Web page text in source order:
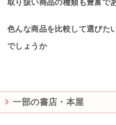
取り扱い商品の種類も豊富で
色んな商品を比較して選びた
でしょうか
一部の書店・本屋